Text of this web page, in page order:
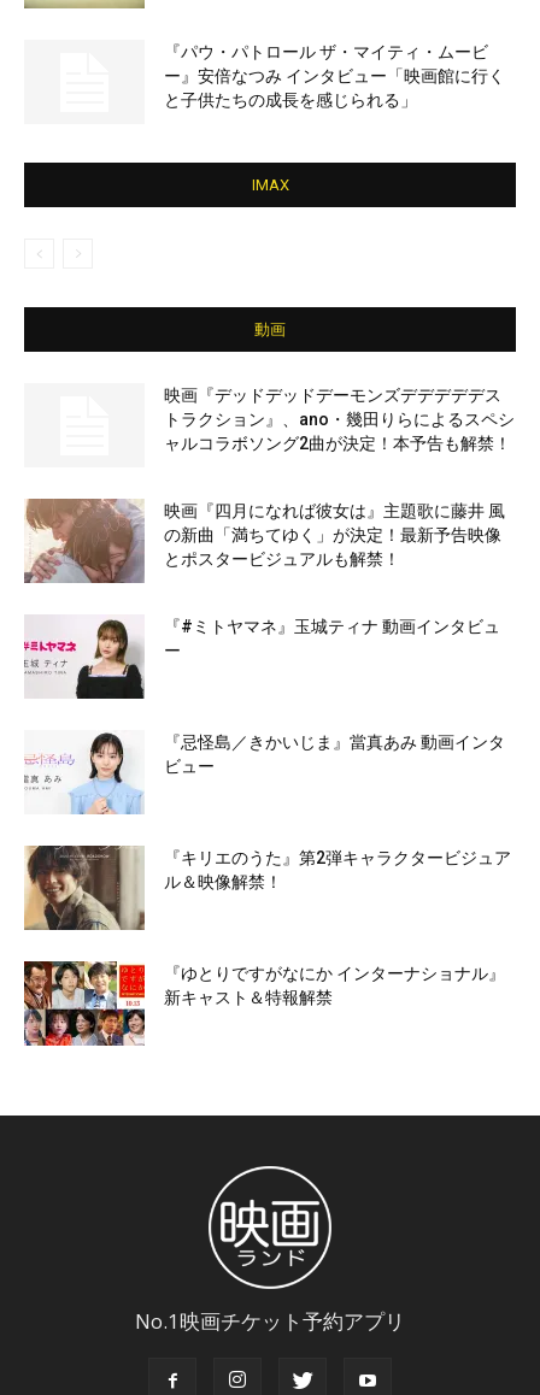
『パウ・パトロール ザ・マイティ・ムービ
ー』安倍なつみ インタビュー「映画館に行く
と子供たちの成長を感じられる」
IMAX
動画
映画『デッドデッドデーモンズデデデデデス
トラクション』、ano・幾田りらによるスペシ
ャルコラボソング2曲が決定！本予告も解禁！
映画『四月になれば彼女は』主題歌に藤井 風
の新曲「満ちてゆく」が決定！最新予告映像
とポスタービジュアルも解禁！
『#ミトヤマネ』玉城ティナ 動画インタビュ
ー
『忌怪島／きかいじま』當真あみ 動画インタ
ビュー
『キリエのうた』第2弾キャラクタービジュア
ル＆映像解禁！
『ゆとりですがなにか インターナショナル』
新キャスト＆特報解禁
No.1映画チケット予約アプリ